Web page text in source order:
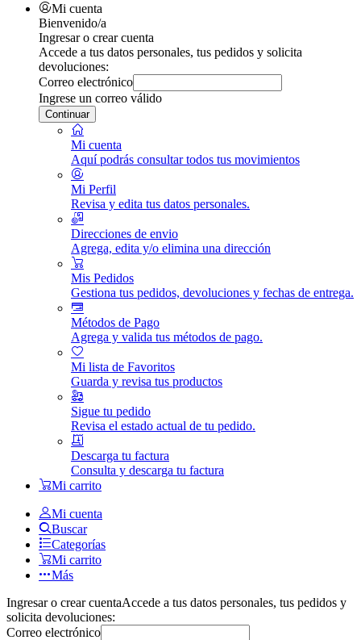
Mi cuenta
Bienvenido/a
Ingresar o crear cuenta
Accede a tus datos personales, tus pedidos y solicita
devoluciones:
Correo electrónico
Ingrese un correo válido
Continuar
Mi cuenta
Aquí podrás consultar todos tus movimientos
Mi Perfil
Revisa y edita tus datos personales.
Direcciones de envio
Agrega, edita y/o elimina una dirección
Mis Pedidos
Gestiona tus pedidos, devoluciones y fechas de entrega.
Métodos de Pago
Agrega y valida tus métodos de pago.
Mi lista de Favoritos
Guarda y revisa tus productos
Sigue tu pedido
Revisa el estado actual de tu pedido.
Descarga tu factura
Consulta y descarga tu factura
Mi carrito
Mi cuenta
Buscar
Categorías
Mi carrito
Más
Ingresar o crear cuentaAccede a tus datos personales, tus pedidos y
solicita devoluciones:
Correo electrónico